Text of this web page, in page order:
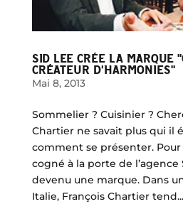
SID LEE CRÉE LA MARQUE
CRÉATEUR D'HARMONIES"
Mai 8, 2013
Sommelier ? Cuisinier ?
Chartier ne savait plus qui il
comment se présenter.
cogné à la porte de l’agence
devenu une marque. Dans
Italie, François Chartier tend...